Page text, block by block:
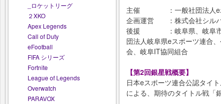
_ロケットリーグ
２XKO
Apex Legends
Call of Duty
eFootball
FIFA シリーズ
Fortnite
League of Legends
Overwatch
PARAVOX
主催 ：一般社団法人eボ
企画運営 ：株式会社シル
後援 ：岐阜県、岐阜市、
団法人岐阜県eスポーツ連合
会、岐阜IT協同組合
【第2回銀星戦概要】
日本eスポーツ連合公認タイ
による、期待のタイトル戦「